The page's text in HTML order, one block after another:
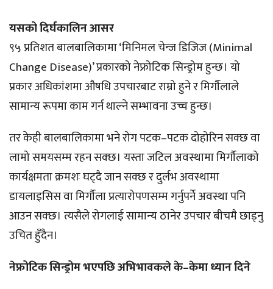
‎यसको दिर्घकालिन आसर
९५ प्रतिशत बालबालिकामा ‘मिनिमल चेन्ज डिजिज (Minimal
Change Disease)’ प्रकारको नेफ्रोटिक सिन्ड्रोम हुन्छ। यो
प्रकार अधिकांशमा औषधि उपचारबाट राम्रो हुने र मिर्गौलाले
सामान्य रूपमा काम गर्न थाल्ने सम्भावना उच्च हुन्छ।
तर केही बालबालिकामा भने रोग पटक–पटक दोहोरिन सक्छ वा
लामो समयसम्म रहन सक्छ। यस्ता जटिल अवस्थामा मिर्गौलाको
कार्यक्षमता क्रमशः घट्दै जान सक्छ र दुर्लभ अवस्थामा
डायलाइसिस वा मिर्गौला प्रत्यारोपणसम्म गर्नुपर्ने अवस्था पनि
आउन सक्छ। त्यसैले रोगलाई सामान्य ठानेर उपचार बीचमै छाड्नु
उचित हुँदैन।
‎नेफ्रोटिक सिन्ड्रोम भएपछि अभिभावकले के–केमा ध्यान दिने